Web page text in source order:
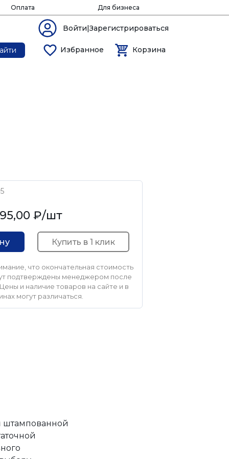
Оплата Для бизнеса
Войти|Зарегистрироваться
Избранное Корзина
95,00 ₽/шт
Купить в 1 клик
что окончательная стоимость
подтверждены менеджером после
и наличие товаров на сайте и в
могут различаться.
штампованной